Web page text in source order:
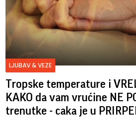
LJUBAV & VEZE
Tropske temperature i
KAKO da vam vrućine NE
trenutke - caka je u